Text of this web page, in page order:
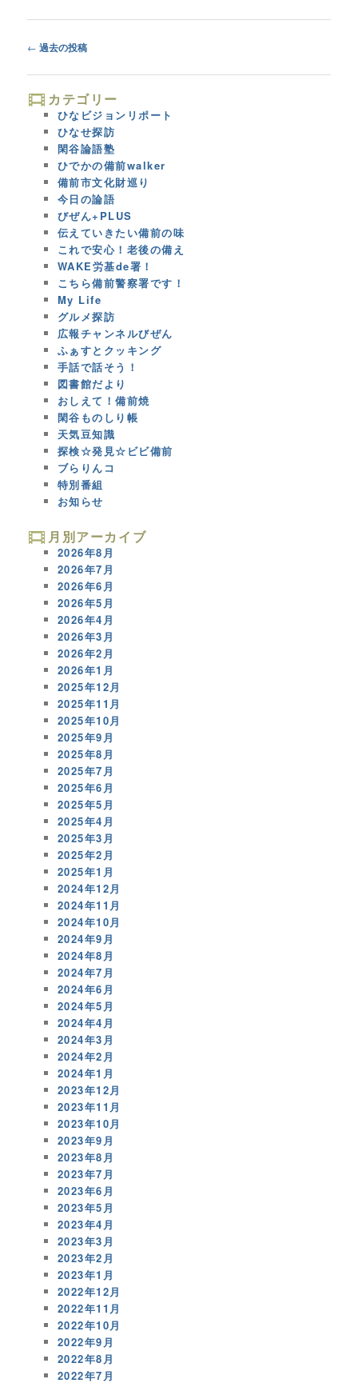
Post
← 過去の投稿
カテゴリー
ひなビジョンリポート
ひなせ探訪
閑谷論語塾
ひでかの備前walker
備前市文化財巡り
今日の論語
びぜん+PLUS
伝えていきたい備前の味
これで安心！老後の備え
WAKE労基de署！
こちら備前警察署です！
My Life
グルメ探訪
広報チャンネルびぜん
ふぁすとクッキング
手話で話そう！
図書館だより
おしえて！備前焼
閑谷ものしり帳
天気豆知識
探検☆発見☆ビビ備前
ブらりんコ
特別番組
お知らせ
月別アーカイブ
2026年8月
2026年7月
2026年6月
2026年5月
2026年4月
2026年3月
2026年2月
2026年1月
2025年12月
2025年11月
2025年10月
2025年9月
2025年8月
2025年7月
2025年6月
2025年5月
2025年4月
2025年3月
2025年2月
2025年1月
2024年12月
2024年11月
2024年10月
2024年9月
2024年8月
2024年7月
2024年6月
2024年5月
2024年4月
2024年3月
2024年2月
2024年1月
2023年12月
2023年11月
2023年10月
2023年9月
2023年8月
2023年7月
2023年6月
2023年5月
2023年4月
2023年3月
2023年2月
2023年1月
2022年12月
2022年11月
2022年10月
2022年9月
2022年8月
2022年7月